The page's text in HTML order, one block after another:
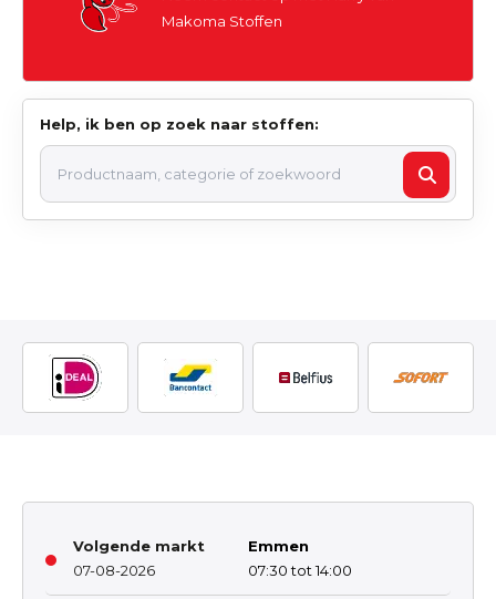
Makoma Stoffen
Help, ik ben op zoek naar stoffen:
Volgende markt
07-08-2026
Emmen
07:30 tot 14:00